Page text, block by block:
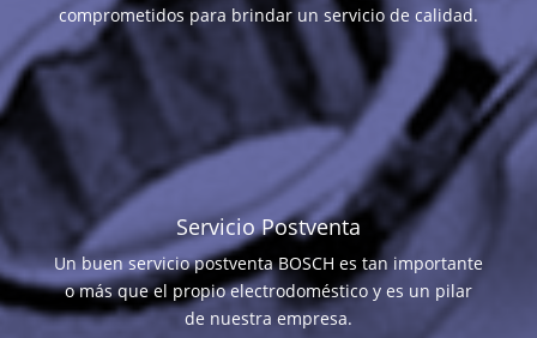
comprometidos para brindar un servicio de calidad.
Servicio Postventa
Un buen servicio postventa BOSCH es tan importante
o más que el propio electrodoméstico y es un pilar
de nuestra empresa.